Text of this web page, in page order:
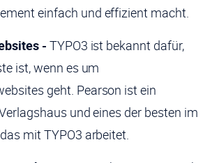
einfach und effizient macht.
- TYPO3 ist bekannt dafür,
ist, wenn es um
geht. Pearson ist ein
und eines der besten im
mit TYPO3 arbeitet.